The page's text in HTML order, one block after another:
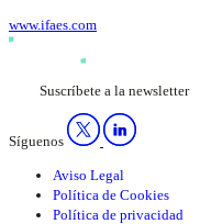
www.ifaes.com
Suscríbete a la newsletter
Síguenos
Aviso Legal
Política de Cookies
Política de privacidad